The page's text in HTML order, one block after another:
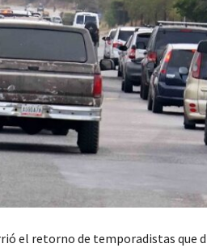
el retorno de temporadistas que